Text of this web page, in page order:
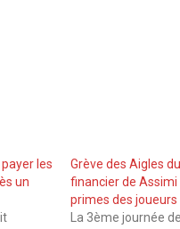
payer les
un
Grève des Aigles
financier de Assimi
primes des joueurs
La 3ème journée